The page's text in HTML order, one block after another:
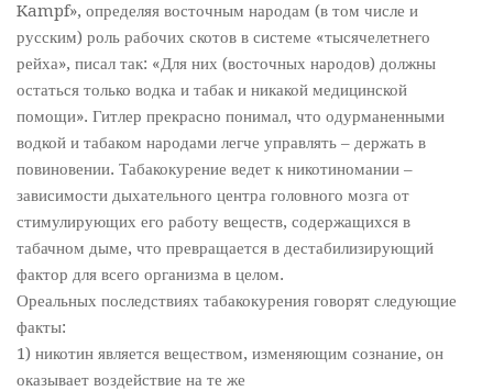
Kampf», определяя восточным народам (в том числе и
русским) роль рабочих скотов в системе «тысячелетнего
рейха», писал так: «Для них (восточных народов) должны
остаться только водка и табак и никакой медицинской
помощи». Гитлер прекрасно понимал, что одурманенными
водкой и табаком народами легче управлять – держать в
повиновении. Табакокурение ведет к никотиномании –
зависимости дыхательного центра головного мозга от
стимулирующих его работу веществ, содержащихся в
табачном дыме, что превращается в дестабилизирующий
фактор для всего организма в целом.
Ореальных последствиях табакокурения говорят следующие
факты:
1) никотин является веществом, изменяющим сознание, он
оказывает воздействие на те же